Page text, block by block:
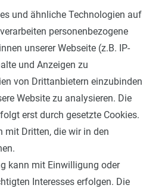
und ähnliche Technologien auf
personenbezogene
unserer Webseite (z.B. IP-
und Anzeigen zu
von Drittanbietern einzubinden
Website zu analysieren. Die
erst durch gesetzte Cookies.
mit Dritten, die wir in den
kann mit Einwilligung oder
Interesses erfolgen. Die